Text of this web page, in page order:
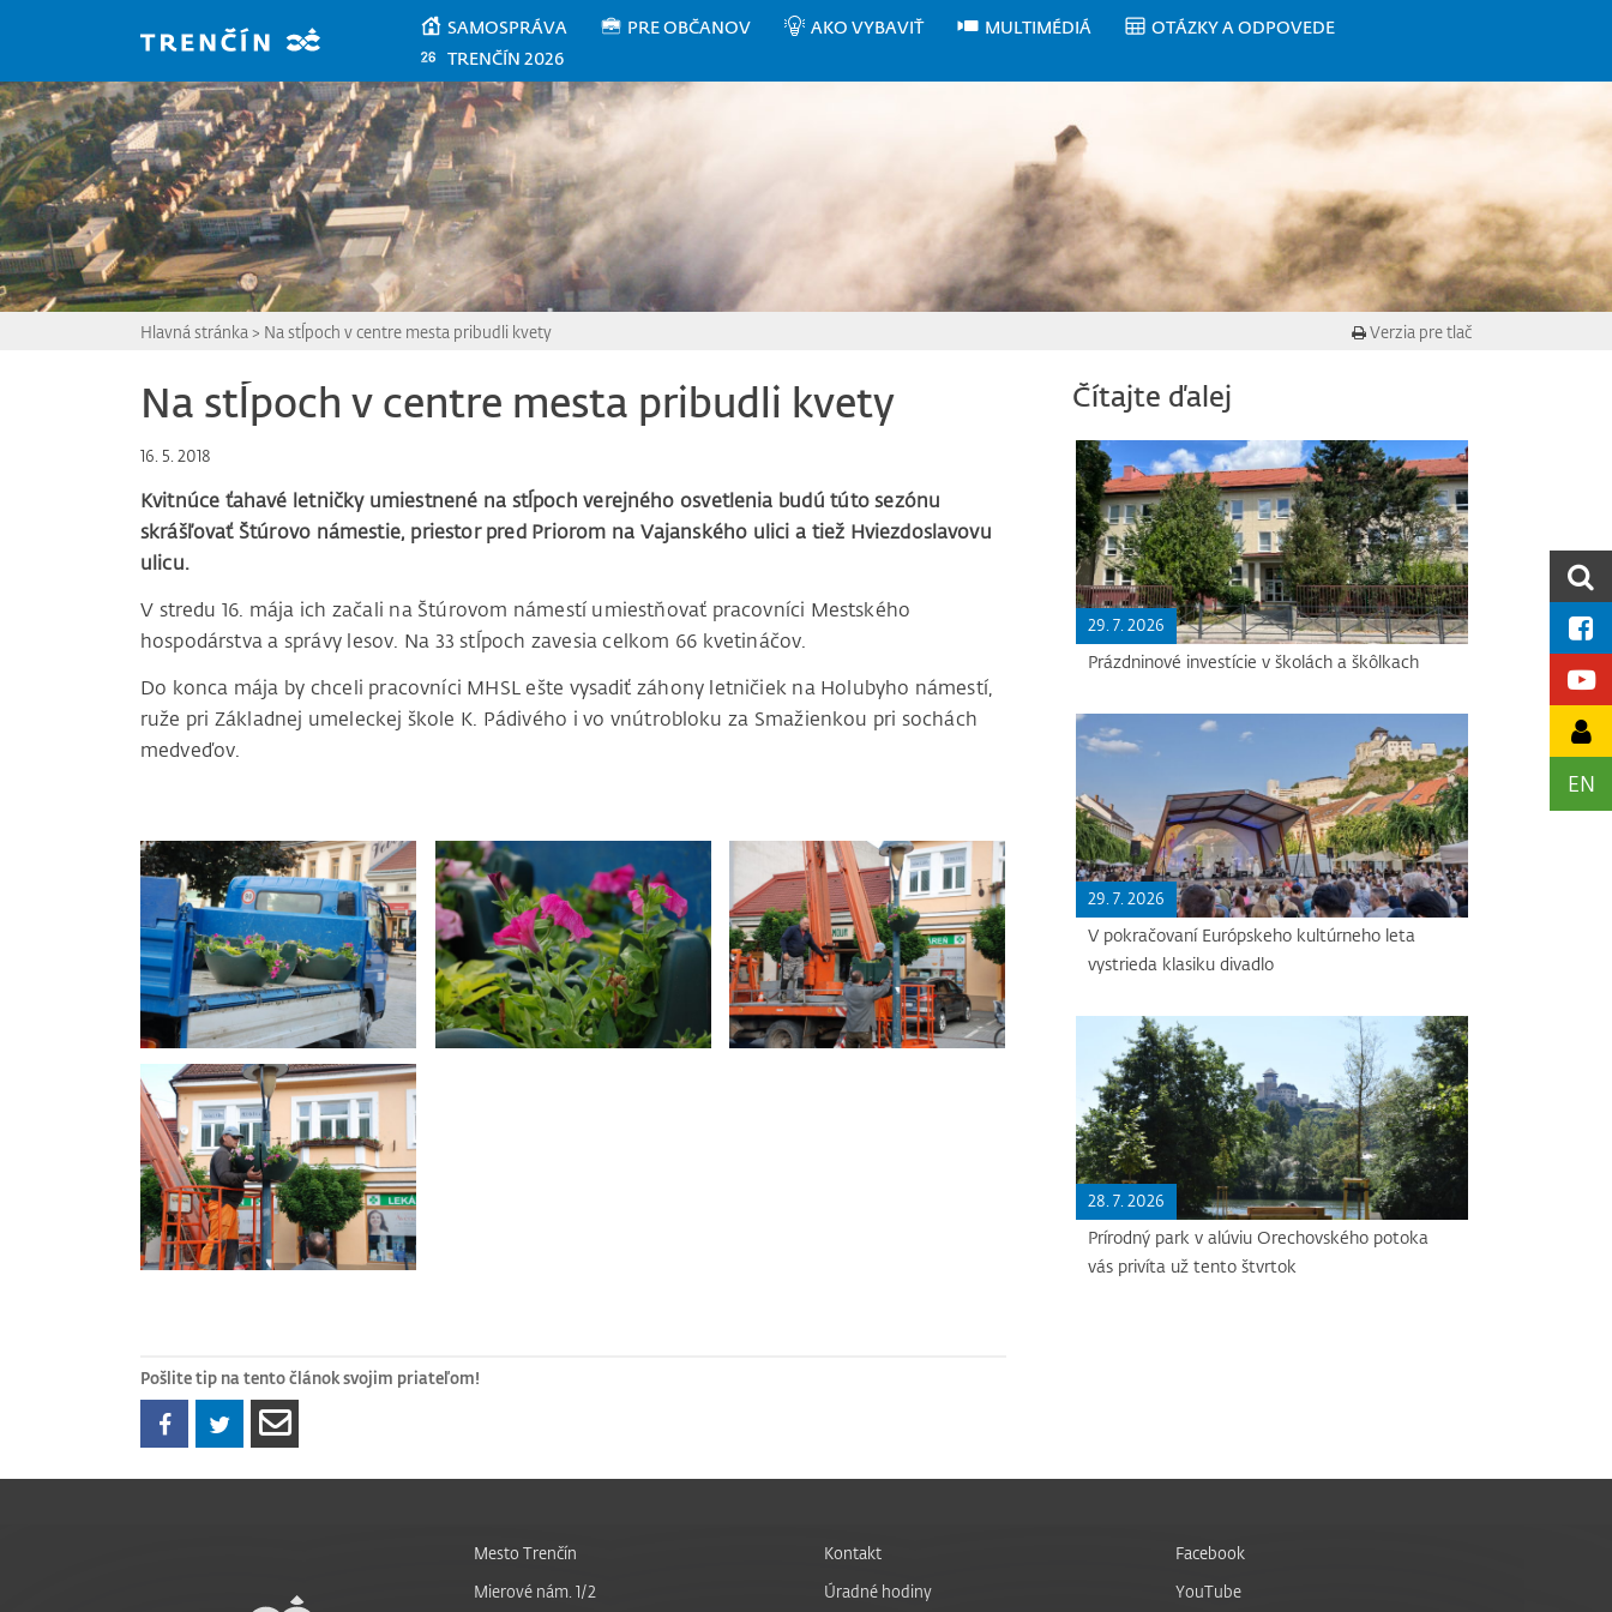
SAMOSPRÁVA PRE OBČANOV AKO VYBAVIŤ MULTIMÉDIÁ
OTÁZKY A ODPOVEDE
TRENČÍN 2026
EN
Hlavná stránka > Na stĺpoch v centre mesta pribudli kvety Verzia pre tlač
Na stĺpoch v centre mesta pribudli kvety
16. 5. 2018
Kvitnúce ťahavé letničky umiestnené na stĺpoch verejného osvetlenia budú túto sezónu
skrášľovať Štúrovo námestie, priestor pred Priorom na Vajanského ulici a tiež Hviezdoslavovu
ulicu.
V stredu 16. mája ich začali na Štúrovom námestí umiestňovať pracovníci Mestského
hospodárstva a správy lesov. Na 33 stĺpoch zavesia celkom 66 kvetináčov.
Do konca mája by chceli pracovníci MHSL ešte vysadiť záhony letničiek na Holubyho námestí,
ruže pri Základnej umeleckej škole K. Pádivého i vo vnútrobloku za Smažienkou pri sochách
medveďov.
Pošlite tip na tento článok svojim priateľom!
Čítajte ďalej
29. 7. 2026
Prázdninové investície v školách a škôlkach
29. 7. 2026
V pokračovaní Európskeho kultúrneho leta
vystrieda klasiku divadlo
28. 7. 2026
Prírodný park v alúviu Orechovského potoka
vás privíta už tento štvrtok
Mesto Trenčín
Mierové nám. 1/2
Kontakt
Úradné hodiny
Facebook
YouTube